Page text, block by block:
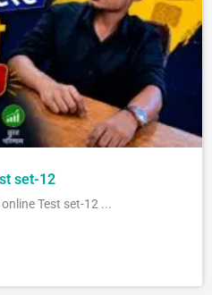
set-12
Test set-12 ...